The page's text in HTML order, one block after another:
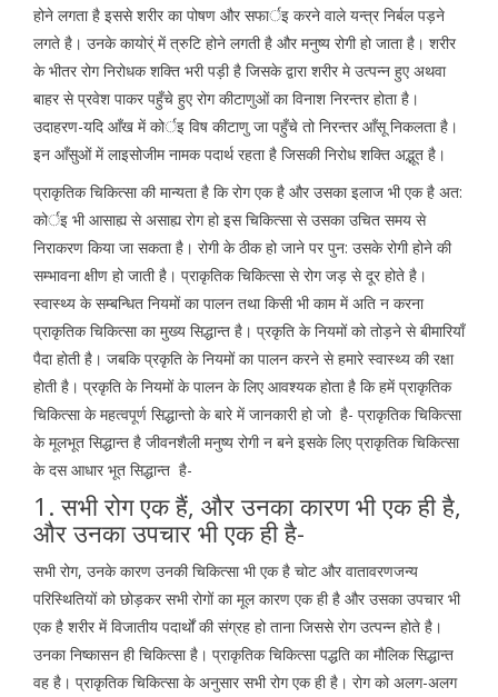
होने लगता है इससे शरीर का पोषण और सफार्इ करने वाले यन्त्र निर्बल पड़ने
लगते है। उनके कायोर्ं में त्रुटि होने लगती है और मनुष्य रोगी हो जाता है। शरीर
के भीतर रोग निरोधक शक्ति भरी पड़ी है जिसके द्वारा शरीर मे उत्पन्न हुए अथवा
बाहर से प्रवेश पाकर पहुँचे हुए रोग कीटाणुओं का विनाश निरन्तर होता है।
उदाहरण-यदि आँख में कोर्इ विष कीटाणु जा पहुँचे तो निरन्तर आँसू निकलता है।
इन आँसुओं में लाइसोजीम नामक पदार्थ रहता है जिसकी निरोध शक्ति अद्भूत है।
प्राकृतिक चिकित्सा की मान्यता है कि रोग एक है और उसका इलाज भी एक है अत:
कोर्इ भी आसाह्य से असाह्य रोग हो इस चिकित्सा से उसका उचित समय से
निराकरण किया जा सकता है। रोगी के ठीक हो जाने पर पुन: उसके रोगी होने की
सम्भावना क्षीण हो जाती है। प्राकृतिक चिकित्सा से रोग जड़ से दूर होते है।
स्वास्थ्य के सम्बन्धित नियमों का पालन तथा किसी भी काम में अति न करना
प्राकृतिक चिकित्सा का मुख्य सिद्धान्त है। प्रकृति के नियमों को तोड़ने से बीमारियाँ
पैदा होती है। जबकि प्रकृति के नियमों का पालन करने से हमारे स्वास्थ्य की रक्षा
होती है। प्रकृति के नियमों के पालन के लिए आवश्यक होता है कि हमें प्राकृतिक
चिकित्सा के महत्वपूर्ण सिद्धान्तो के बारे में जानकारी हो जो है- प्राकृतिक चिकित्सा
के मूलभूत सिद्धान्त है जीवनशैली मनुष्य रोगी न बने इसके लिए प्राकृतिक चिकित्सा
के दस आधार भूत सिद्धान्त है-
1. सभी रोग एक हैं, और उनका कारण भी एक ही है,
और उनका उपचार भी एक ही है-
सभी रोग, उनके कारण उनकी चिकित्सा भी एक है चोट और वातावरणजन्य
परिस्थितियों को छोड़कर सभी रोगों का मूल कारण एक ही है और उसका उपचार भी
एक है शरीर में विजातीय पदार्थों की संग्रह हो ताना जिससे रोग उत्पन्न होते है।
उनका निष्कासन ही चिकित्सा है। प्राकृतिक चिकित्सा पद्धति का मौलिक सिद्धान्त
वह है। प्राकृतिक चिकित्सा के अनुसार सभी रोग एक ही है। रोग को अलग-अलग